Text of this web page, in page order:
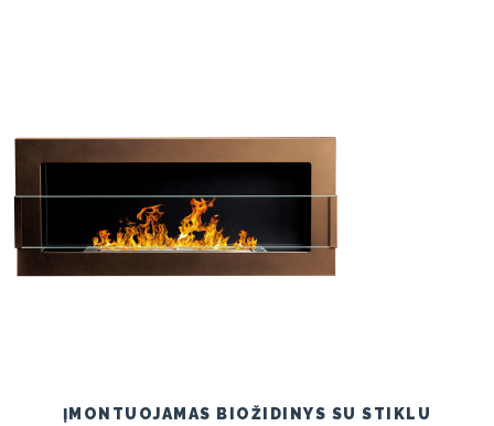
ĮMONTUOJAMAS BIOŽIDINYS SU STIKLU